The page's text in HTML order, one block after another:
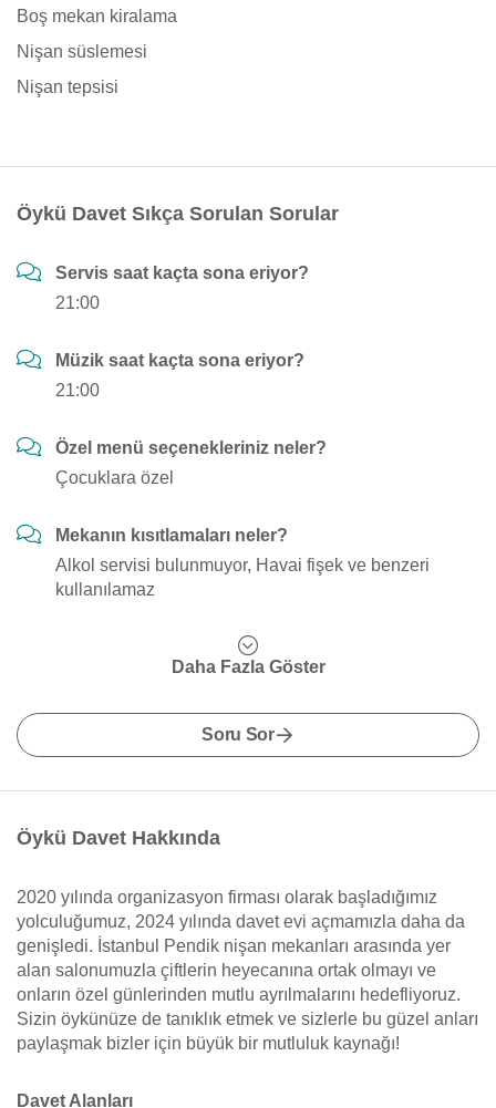
Boş mekan kiralama
Nişan süslemesi
Nişan tepsisi
Öykü Davet Sıkça Sorulan Sorular
Servis saat kaçta sona eriyor?
21:00
Müzik saat kaçta sona eriyor?
21:00
Özel menü seçenekleriniz neler?
Çocuklara özel
Mekanın kısıtlamaları neler?
Alkol servisi bulunmuyor, Havai fişek ve benzeri
kullanılamaz
Daha Fazla Göster
Soru Sor
Öykü Davet Hakkında
2020 yılında organizasyon firması olarak başladığımız
yolculuğumuz, 2024 yılında davet evi açmamızla daha da
genişledi. İstanbul Pendik nişan mekanları arasında yer
alan salonumuzla çiftlerin heyecanına ortak olmayı ve
onların özel günlerinden mutlu ayrılmalarını hedefliyoruz.
Sizin öykünüze de tanıklık etmek ve sizlerle bu güzel anları
paylaşmak bizler için büyük bir mutluluk kaynağı!
Davet Alanları